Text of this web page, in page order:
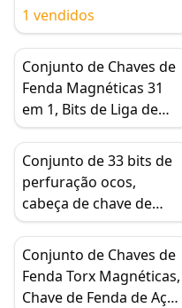
ultrafina 8 em 1,
separação da placa-
mãe, desmontagem,
limpador de cola UV,
ferramenta de reparo
1 vendidos
Conjunto de Chaves de
Fenda Magnéticas 31
em 1, Bits de Liga de
Alumínio S2, Coleção de
Chaves de Fenda de
Precisão de Aço,
Relógio de Vidro
Doméstico EDC Hex
Torx Driver
Conjunto de 33 bits de
perfuração ocos,
cabeça de chave de
fenda com formato
especial, kit de
ferramentas de reparo
multifuncional, alta
Conjunto de Chaves de
Fenda Torx Magnéticas,
Chave de Fenda de Aço